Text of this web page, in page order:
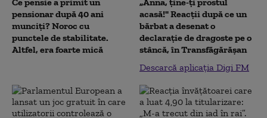
pensionar după 40 ani
munciți? Noroc cu
punctele de stabilitate.
Altfel, era foarte mică
acasă!" Reacţii după ce un
bărbat a desenat o
declaraţie de dragoste pe o
stâncă, în Transfăgărăşan
Descarcă aplicația Digi FM